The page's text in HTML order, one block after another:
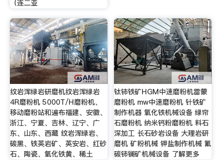
（连二亚
纹岩浑绿岩研磨机纹岩浑绿岩
4R磨粉机 5000T/H磨粉机、
移动磨粉站和遍布福建、安徽、
浙江、宁夏、吉林、辽宁、广
东、山东、西藏 纹岩浑绿岩、
碳黑、铁英岩矿、英安岩、红砂
石、陶瓷、氧化铁黄、稀土
钛铈铁矿HGM中速磨粉机雷蒙
磨粉机 mw中速磨粉机 针铁矿
制作机器 氧化铁机械设备 绿帘
石磨粉机 纳米钙粉磨粉机 料石
深加工 长石砂岩设备 大理岩研
磨机 矿粉机械 钾盐制作机械 氟
碳铈镧矿机械设备 了解更多